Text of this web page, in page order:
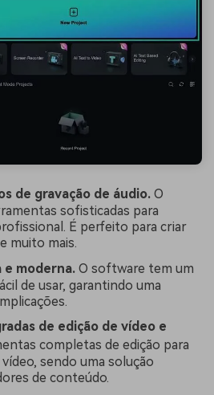
de gravação de áudio. O
sofisticadas para
É perfeito para criar
muito mais.
moderna. O software tem um
de usar, garantindo uma
de edição de vídeo e
completas de edição para
sendo uma solução
de conteúdo.